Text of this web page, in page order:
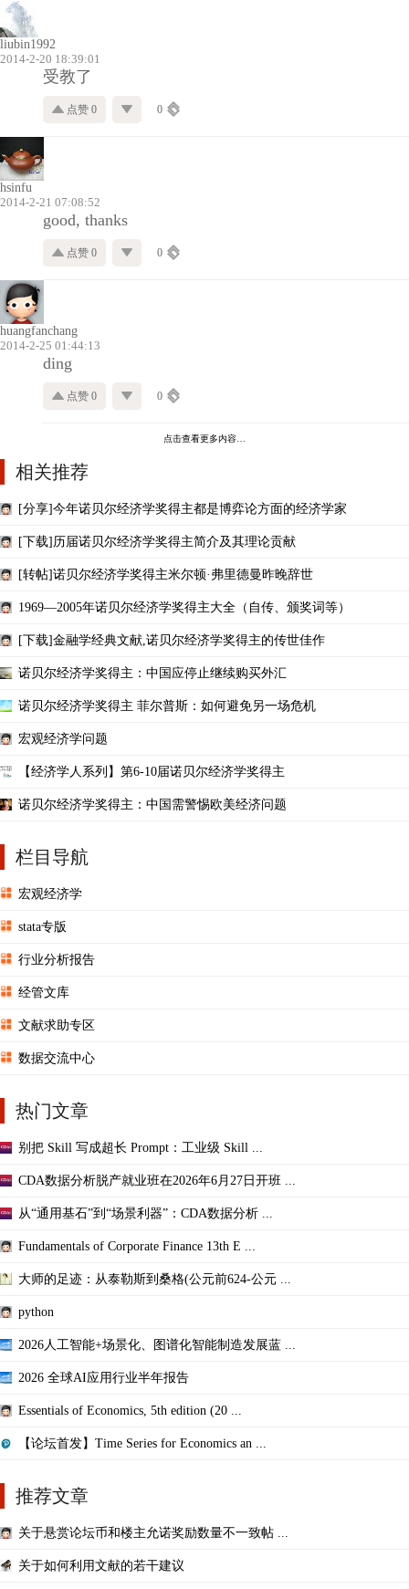
liubin1992
2014-2-20 18:39:01
受教了
点赞 0 0
hsinfu
2014-2-21 07:08:52
good, thanks
点赞 0 0
huangfanchang
2014-2-25 01:44:13
ding
点赞 0 0
点击查看更多内容…
相关推荐
[分享]今年诺贝尔经济学奖得主都是博弈论方面的经济学家
[下载]历届诺贝尔经济学奖得主简介及其理论贡献
[转帖]诺贝尔经济学奖得主米尔顿·弗里德曼昨晚辞世
1969—2005年诺贝尔经济学奖得主大全（自传、颁奖词等）
[下载]金融学经典文献,诺贝尔经济学奖得主的传世佳作
诺贝尔经济学奖得主：中国应停止继续购买外汇
诺贝尔经济学奖得主 菲尔普斯：如何避免另一场危机
宏观经济学问题
【经济学人系列】第6-10届诺贝尔经济学奖得主
诺贝尔经济学奖得主：中国需警惕欧美经济问题
栏目导航
宏观经济学
stata专版
行业分析报告
经管文库
文献求助专区
数据交流中心
热门文章
别把 Skill 写成超长 Prompt：工业级 Skill ...
CDA数据分析脱产就业班在2026年6月27日开班 ...
从“通用基石”到“场景利器”：CDA数据分析 ...
Fundamentals of Corporate Finance 13th E ...
大师的足迹：从泰勒斯到桑格(公元前624-公元 ...
python
2026人工智能+场景化、图谱化智能制造发展蓝 ...
2026 全球AI应用行业半年报告
Essentials of Economics, 5th edition (20 ...
【论坛首发】Time Series for Economics an ...
推荐文章
关于悬赏论坛币和楼主允诺奖励数量不一致帖 ...
关于如何利用文献的若干建议